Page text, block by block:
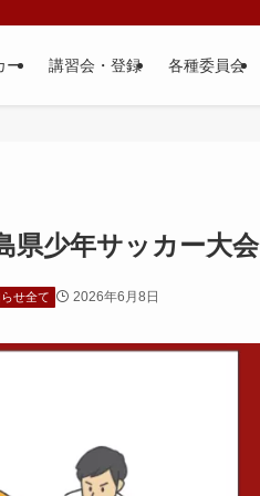
ー 講習会・登録 各種委員会
県少年サッカー大会
せ全て 2026年6月8日